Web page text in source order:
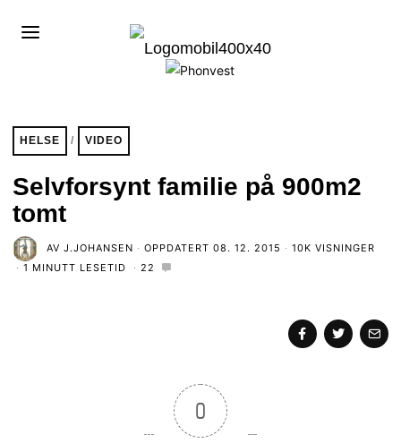
HELSE / VIDEO
Selvforsynt familie på 900m2
tomt
AVJ.JOHANSEN OPPDATERT08. 12. 2015
10K VISNINGER
1 MINUTT LESETID
22
0